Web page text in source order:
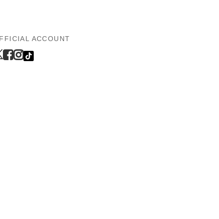
ACCOUNT